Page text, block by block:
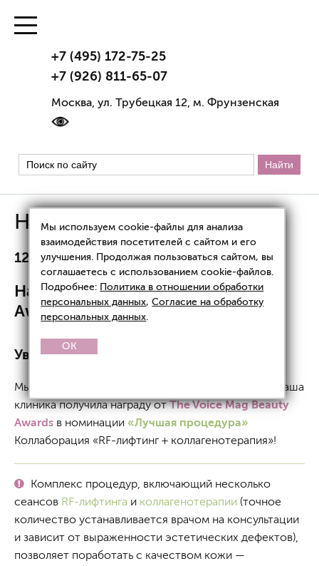
+7 (495) 172-75-25
+7 (926) 811-65-07
Москва, ул. Трубецкая 12, м. Фрунзенская
Новости
12.01.2024
Награда The Voice Mag Beauty
Awards
Уважаемые пациенты!
Мы рады сообщить вам, что 4 декабря 2023 года наша
клиника получила награду отThe Voice Mag Beauty
Awards в номинации «Лучшая процедура»
Коллаборация «RF-лифтинг + коллагенотерапия»!
Комплекс процедур, включающий несколько
сеансов RF-лифтинга и коллагенотерапии (точное
количество устанавливается врачом на консультации
и зависит от выраженности эстетических дефектов),
позволяет поработать с качеством кожи —
Мы используем cookie-файлы для анализа
взаимодействия посетителей с сайтом и его
улучшения. Продолжая пользоваться сайтом, вы
соглашаетесь с использованием cookie-файлов.
Подробнее: Политика в отношении обработки
персональных данных,Согласие на обработку
персональных данных.
OK